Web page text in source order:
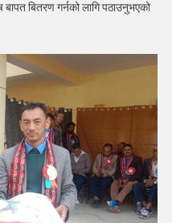
बितरण गर्नको लागि पठाउनुभएको